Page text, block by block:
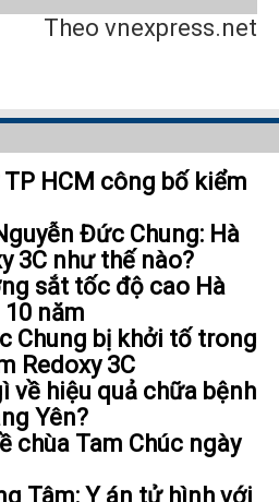
Theo vnexpress.net
HCM công bố kiểm
Đức Chung: Hà
3C như thế nào?
sắt tốc độ cao Hà
năm
Chung bị khởi tố trong
Redoxy 3C
về hiệu quả chữa bệnh
Yên?
chùa Tam Chúc ngày
Tâm: Y án tử hình với